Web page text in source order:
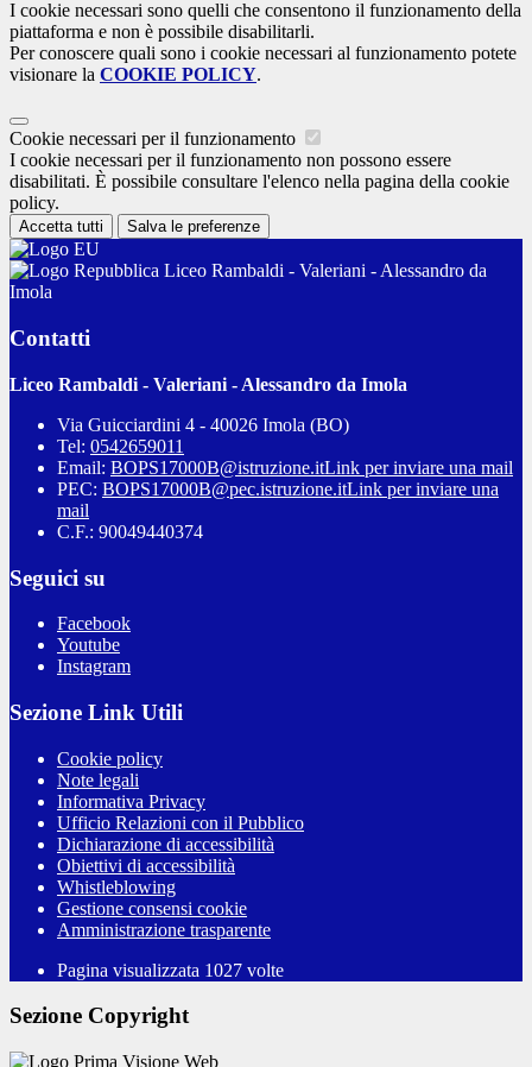
I cookie necessari sono quelli che consentono il funzionamento della
piattaforma e non è possibile disabilitarli.
Per conoscere quali sono i cookie necessari al funzionamento potete
visionare la COOKIE POLICY.
Cookie necessari per il funzionamento
I cookie necessari per il funzionamento non possono essere
disabilitati. È possibile consultare l'elenco nella pagina della cookie
policy.
Accetta tutti Salva le preferenze
Liceo Rambaldi - Valeriani - Alessandro da
Imola
Contatti
Liceo Rambaldi - Valeriani - Alessandro da Imola
Via Guicciardini 4 - 40026 Imola (BO)
Tel: 0542659011
Email: BOPS17000B@istruzione.itLink per inviare una mail
PEC: BOPS17000B@pec.istruzione.itLink per inviare una
mail
C.F.: 90049440374
Seguici su
Facebook
Youtube
Instagram
Sezione Link Utili
Cookie policy
Note legali
Informativa Privacy
Ufficio Relazioni con il Pubblico
Dichiarazione di accessibilità
Obiettivi di accessibilità
Whistleblowing
Gestione consensi cookie
Amministrazione trasparente
Pagina visualizzata 1027 volte
Sezione Copyright